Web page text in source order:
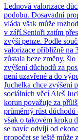
Lednová valorizace
podobu. Dosavadní
vláda však může
v září.Senioři zatím
zvýší penze. Podle
valorizace přibližně na
zůstala beze změny,
zvýšení důchodů za
není uzavřené a do
Juchelka chce zvýšení
sociálních věcí Aleš
korun považuje za
průměrný růst
však o takovém kroku
se navíc odvíjí od
propočet se ještě